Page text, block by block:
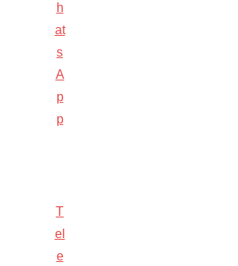
h
at
s
A
p
p
T
el
e